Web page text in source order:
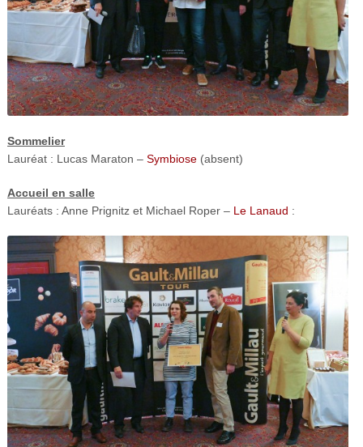
Sommelier
Lauréat : Lucas Maraton – Symbiose(absent)
Accueil en salle
Lauréats : Anne Prignitz et Michael Roper – Le Lanaud :